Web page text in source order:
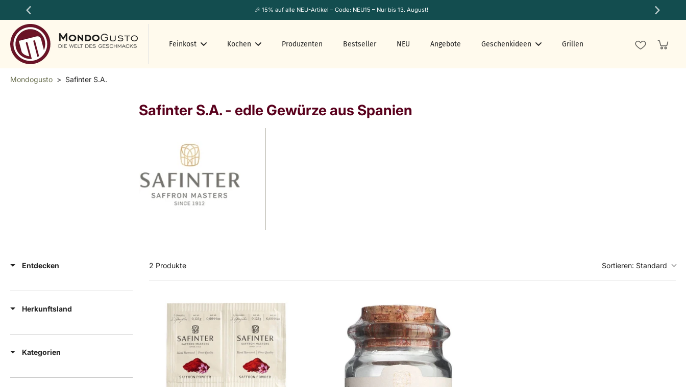
Zum
Inhalt
springen
🎉 15% auf alle NEU-Artikel – Code: NEU15 – Nur bis 13. August!
Feinkost Kochen Produzenten Bestseller NEU Angebote Geschenkideen Grillen
Mondogusto > Safinter S.A.
Safinter S.A. - edle Gewürze aus Spanien
Entdecken
Herkunftsland
Kategorien
2 Produkte Sortieren: Standard